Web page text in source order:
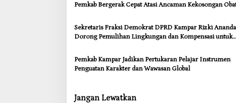
Pemkab Bergerak Cepat Atasi Ancaman Kekosongan
Sekretaris Fraksi Demokrat DPRD Kampar Rizki Ananda
Dorong Pemulihan Lingkungan dan Kompensasi untuk
Pemkab Kampar Jadikan Pertukaran Pelajar Instrumen
Penguatan Karakter dan Wawasan Global
Jangan Lewatkan